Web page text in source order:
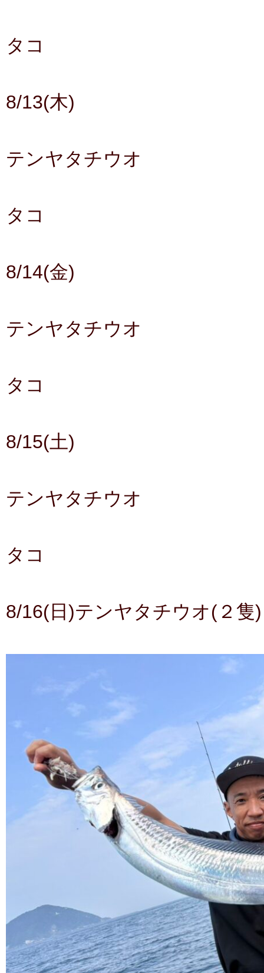
タコ
8/13(木)
テンヤタチウオ
タコ
8/14(金)
テンヤタチウオ
タコ
8/15(土)
テンヤタチウオ
タコ
8/16(日)テンヤタチウオ(２隻)